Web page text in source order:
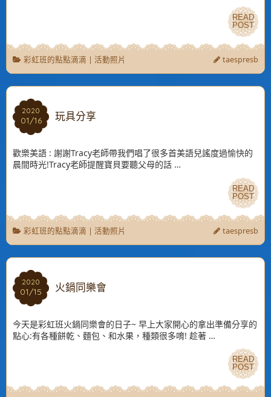
READ
POST
READ
POST
彩虹班的點點滴滴 | 活動照片 taespresb
2020
01/16
2020
01/16 玩具分享
歡樂美語 : 謝謝Tracy老師帶我們唱了很多首美語兒謠度過愉快的
晨間時光!Tracy老師提醒寶貝要聽父母的話 …
READ
POST
READ
POST
彩虹班的點點滴滴 | 活動照片 taespresb
2020
01/15
2020
01/15 火鍋同樂會
今天是彩虹班火鍋同樂會的日子~ 早上大家開心的拿出準備分享的
點心:有各種餅乾、麵包、和水果，種類很多唷! 趁著 …
READ
POST
READ
POST